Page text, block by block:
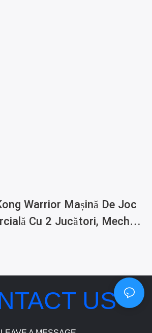
Warrior Mașină De Joc
Cu 2 Jucători, Mecha
US